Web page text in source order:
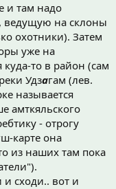
и там надо
ведущую на склоны
охотники). Затем
уже на
куда-то в район (сам
Удзагам (лев.
называется
амткяльского
- отрогу
карте она
из наших там пока
и сходи.. вот и